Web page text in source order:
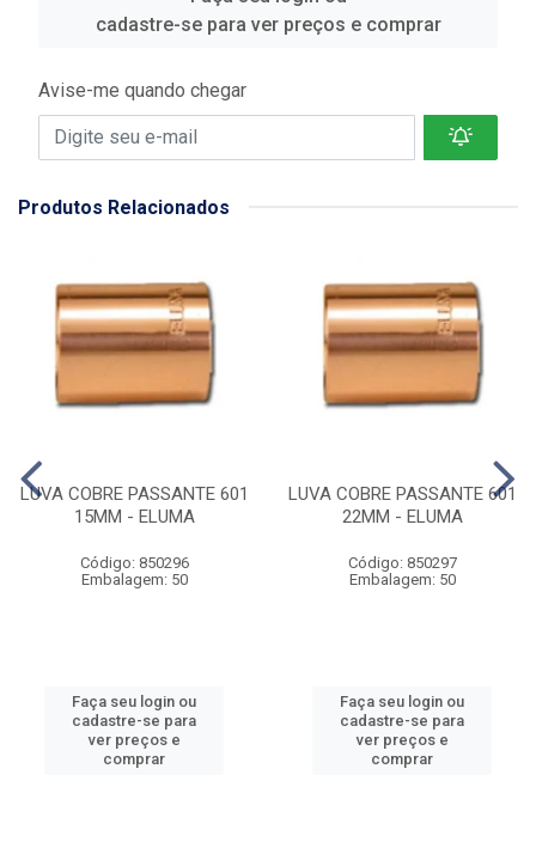
cadastre-se para ver preços e comprar
Avise-me quando chegar
Produtos Relacionados
LUVA COBRE PASSANTE 601
15MM - ELUMA
Código: 850296
Embalagem: 50
Faça seu login ou
cadastre-se para
ver preços e
comprar
LUVA COBRE PASSANTE 601
22MM - ELUMA
Código: 850297
Embalagem: 50
Faça seu login ou
cadastre-se para
ver preços e
comprar